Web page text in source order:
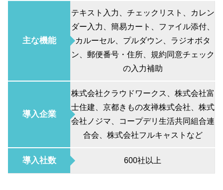
主な機能
テキスト入力、チェックリスト、カレン
ダー入力、簡易カート、ファイル添付、
カルーセル、プルダウン、ラジオボタ
ン、郵便番号・住所、規約同意チェック
の入力補助
導入企業
株式会社クラウドワークス、株式会社富
士住建、京都きもの友禅株式会社、株式
会社ノジマ、コープデリ生活共同組合連
合会、株式会社フルキャストなど
導入社数 600社以上